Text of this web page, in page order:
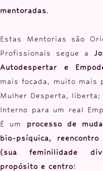
mentoradas.
Estas Mentorias são
Profissionais segue a
Autodespertar e
mais focada, muito mais
Mulher Desperta, liberta;
Interno para um real
É um processo de
bio-psíquica,
(sua feminilidade
propósito e centro!